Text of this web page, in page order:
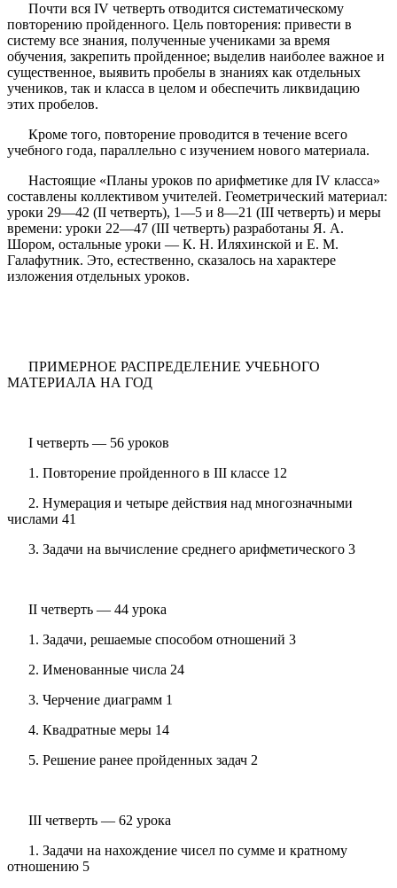
Почти вся IV четверть отводится систематическому
повторению пройденного. Цель повторения: привести в
систему все знания, полученные учениками за время
обучения, закрепить пройденное; выделив наиболее важное и
существенное, выявить пробелы в знаниях как отдельных
учеников, так и класса в целом и обеспечить ликвидацию
этих пробелов.
Кроме того, повторение проводится в течение всего
учебного года, параллельно с изучением нового материала.
Настоящие «Планы уроков по арифметике для IV класса»
составлены коллективом учителей. Геометрический материал:
уроки 29—42 (II четверть), 1—5 и 8—21 (III четверть) и меры
времени: уроки 22—47 (III четверть) разработаны Я. А.
Шором, остальные уроки — К. Н. Иляхинской и Е. М.
Галафутник. Это, естественно, сказалось на характере
изложения отдельных уроков.
ПРИМЕРНОЕ РАСПРЕДЕЛЕНИЕ УЧЕБНОГО
МАТЕРИАЛА НА ГОД
I четверть — 56 уроков
1. Повторение пройденного в III классе 12
2. Нумерация и четыре действия над многозначными
числами 41
3. Задачи на вычисление среднего арифметического 3
II четверть — 44 урока
1. Задачи, решаемые способом отношений 3
2. Именованные числа 24
3. Черчение диаграмм 1
4. Квадратные меры 14
5. Решение ранее пройденных задач 2
III четверть — 62 урока
1. Задачи на нахождение чисел по сумме и кратному
отношению 5